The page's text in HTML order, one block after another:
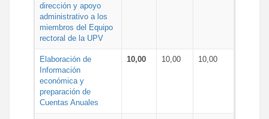
dirección y apoyo
administrativo a los
miembros del Equipo
rectoral de la UPV
Elaboración de
Información
económica y
preparación de
Cuentas Anuales
10,00 10,00 10,00